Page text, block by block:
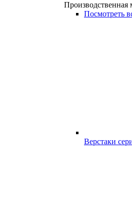
Производственная
Посмотреть
Верстаки